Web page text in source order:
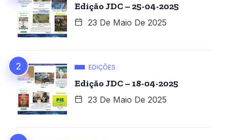
Edição JDC – 25-04-2025
23 De Maio De 2025
EDIÇÕES
Edição JDC – 18-04-2025
23 De Maio De 2025